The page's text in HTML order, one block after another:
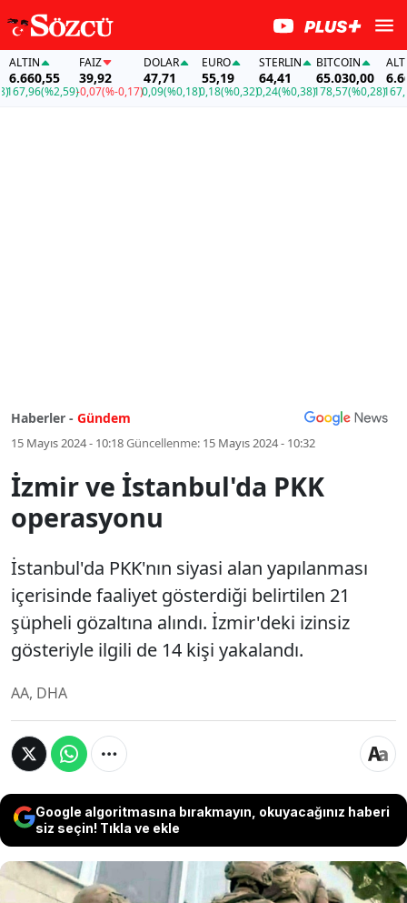
(%2,59)
FAİZ
39,92
-0,07(%-0,17)
DOLAR
47,71
0,09(%0,18)
EURO
55,19
0,18(%0,32)
STERLIN
64,41
0,24(%0,38)
BITCOIN
65.030,00
178,57(%0,28)
ALTIN
167,96
Haberler - Gündem
15 Mayıs 2024 - 10:18Güncellenme: 15 Mayıs 2024 - 10:32
İzmir ve İstanbul'da PKK
operasyonu
İstanbul'da PKK'nın siyasi alan yapılanması
içerisinde faaliyet gösterdiği belirtilen 21
şüpheli gözaltına alındı. İzmir'deki izinsiz
gösteriyle ilgili de 14 kişi yakalandı.
AA, DHA
Google algoritmasına bırakmayın, okuyacağınız haberi
siz seçin! Tıkla ve ekle